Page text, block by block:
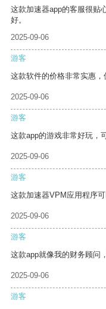
这款加速器app的客服很贴
好。
2025-09-06
游客
这款软件的价格非常实惠，
2025-09-06
游客
这款app的游戏非常好玩，
2025-09-06
游客
这款加速器VPM应用程序
2025-09-06
游客
这款app就像我的财务顾问
2025-09-06
游客